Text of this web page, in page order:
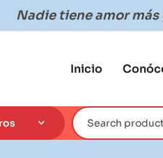
Nadie tiene amor más
Inicio